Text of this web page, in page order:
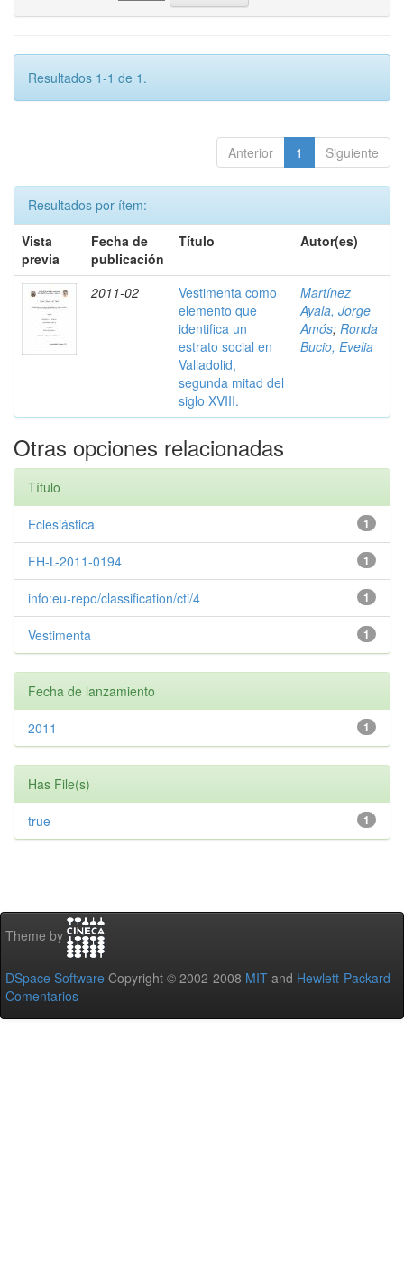
Resultados 1-1 de 1.
Anterior 1 Siguiente
Resultados por ítem:
Vista
previa
Fecha de
publicación
Título Autor(es)
2011-02
Vestimenta como
elemento que
identifica un
estrato social en
Valladolid,
segunda mitad del
siglo XVIII.
Martínez
Ayala, Jorge
Amós; Ronda
Bucio, Evelia
Otras opciones relacionadas
Título
1
Eclesiástica
1
FH-L-2011-0194
1
info:eu-repo/classification/cti/4
1
Vestimenta
Fecha de lanzamiento
1
2011
Has File(s)
1
true
Theme by
DSpace Software Copyright © 2002-2008 MIT and Hewlett-Packard -
Comentarios